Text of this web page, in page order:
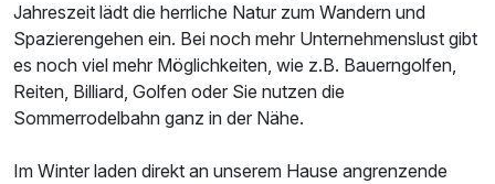
Doppelzimmer Superior
2 Erwachsene und 1 Kind
Jahreszeit lädt die herrliche Natur zum Wandern und
Spazierengehen ein. Bei noch mehr Unternehmenslust gibt
es noch viel mehr Möglichkeiten, wie z.B. Bauerngolfen,
Reiten, Billiard, Golfen oder Sie nutzen die
Sommerrodelbahn ganz in der Nähe.
Im Winter laden direkt an unserem Hause angrenzende